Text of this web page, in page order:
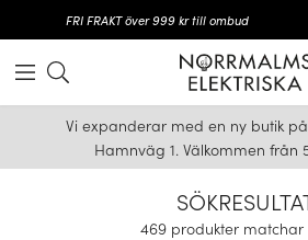
FRI FRAKT över 999 kr till ombud
Vi expanderar med en ny butik
Hamnväg 1. Välkommen från
469 produkter matchar